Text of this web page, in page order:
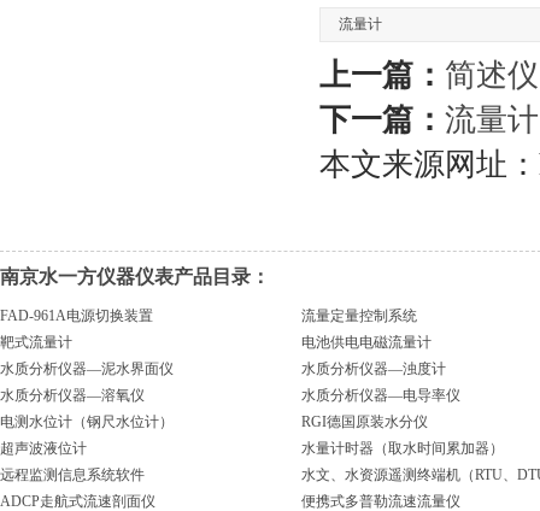
流量计
上一篇： 简述
下一篇： 流量
本文来源网址：
南京水一方仪器仪表产品目录：
FAD-961A电源切换装置
流量定量控制系统
靶式流量计
电池供电电磁流量计
水质分析仪器—泥水界面仪
水质分析仪器—浊度计
水质分析仪器—溶氧仪
水质分析仪器—电导率仪
电测水位计（钢尺水位计）
RGI德国原装水分仪
超声波液位计
水量计时器（取水时间累加器）
远程监测信息系统软件
水文、水资源遥测终端机（RTU、
ADCP走航式流速剖面仪
便携式多普勒流速流量仪